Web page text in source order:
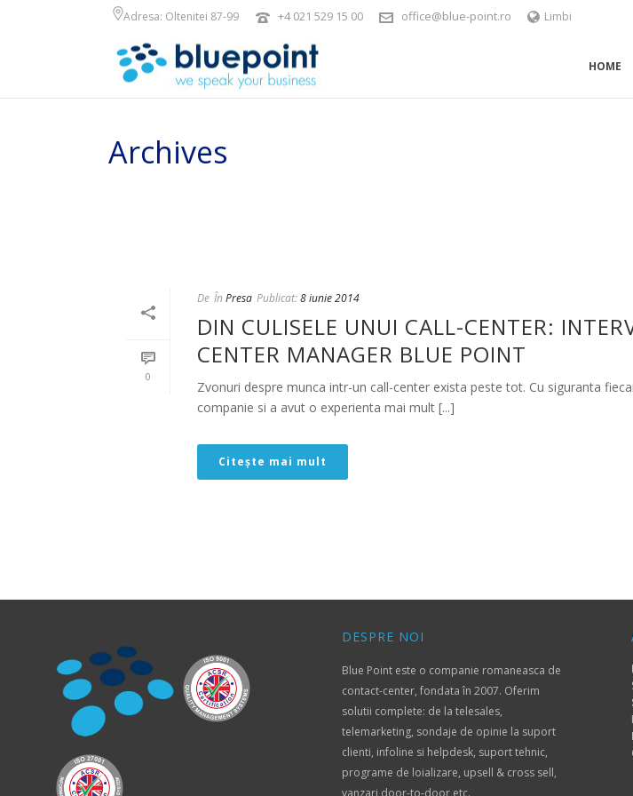
Adresa: Oltenitei 87-99 +4 021 529 15 00 office@blue-point.ro Limbi
HOME
Archives
0
De În Presa Publicat:8 iunie 2014
DIN CULISELE UNUI CALL-CENTER:
CENTER MANAGER BLUE POINT
Zvonuri despre munca intr-un call-center exista peste tot. Cu siguranta
companie si a avut o experienta mai mult [...]
Citește mai mult
DESPRE NOI
Blue Point este o companie romaneasca de
contact-center, fondata în 2007. Oferim
solutii complete: de la telesales,
telemarketing, sondaje de opinie la suport
clienti, infoline si helpdesk, suport tehnic,
programe de loializare, upsell & cross sell,
vanzari door-to-door etc.